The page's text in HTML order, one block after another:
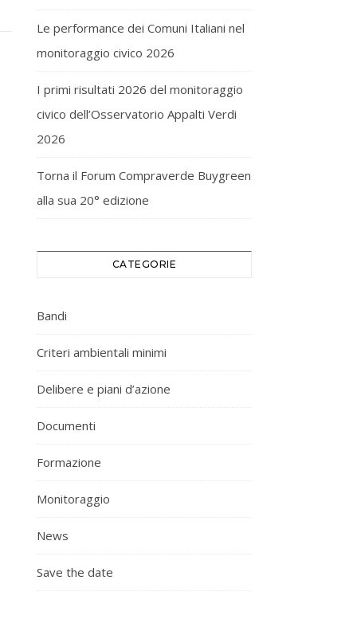
Le performance dei Comuni Italiani nel
monitoraggio civico 2026
I primi risultati 2026 del monitoraggio
civico dell’Osservatorio Appalti Verdi
2026
Torna il Forum Compraverde Buygreen
alla sua 20° edizione
CATEGORIE
Bandi
Criteri ambientali minimi
Delibere e piani d’azione
Documenti
Formazione
Monitoraggio
News
Save the date